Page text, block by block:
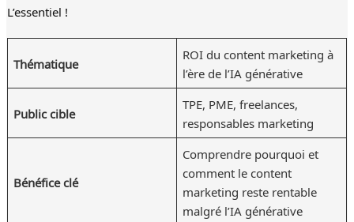
L’essentiel !
Thématique
ROI du content marketing à
l’ère de l’IA générative
Public cible
TPE, PME, freelances,
responsables marketing
Bénéfice clé
Comprendre pourquoi et
comment le content
marketing reste rentable
malgré l’IA générative